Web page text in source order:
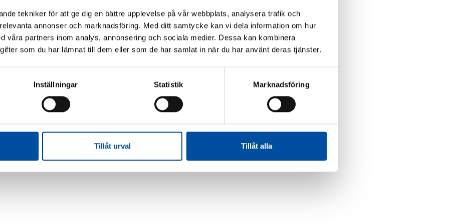
tekniker för att ge dig en bättre upplevelse på vår webbplats, analysera trafik och
annonser och marknadsföring. Med ditt samtycke kan vi dela information om hur
våra partners inom analys, annonsering och sociala medier. Dessa kan kombinera
som du har lämnat till dem eller som de har samlat in när du har använt deras tjänster.
Inställningar Statistik Marknadsföring
Tillåt urval Tillåt alla